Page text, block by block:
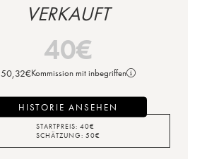
VERKAUFT
40€
50,32€Kommission mit inbegriffen
HISTORIE ANSEHEN
STARTPREIS: 40€
SCHÄTZUNG: 50€